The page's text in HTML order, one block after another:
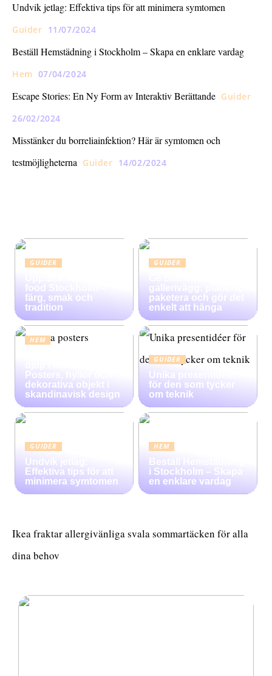
Undvik jetlag: Effektiva tips för att minimera symtomen
Guider 11/07/2024
Beställ Hemstädning i Stockholm – Skapa en enklare vardag
Hem 07/04/2024
Escape Stories: En Ny Form av Interaktiv Berättande Guider
26/02/2024
Misstänker du borreliainfektion? Här är symtomen och
testmöjligheterna Guider 14/02/2024
GUIDER
food Stockholm –
färg, smak och
tradition
GUIDER
gallerivägg: planera,
paketera och gör det
enkelt att hänga
HEM
Posters, hyllor och
dekorativa objekt i
skandinavisk design
GUIDER
Unika presentidéer
för den som tycker
om teknik
GUIDER
Undvik jetlag:
Effektiva tips för att
minimera symtomen
HEM
Beställ Hemstädning
i Stockholm – Skapa
en enklare vardag
Ikea fraktar allergivänliga svala sommartäcken för alla
dina behov